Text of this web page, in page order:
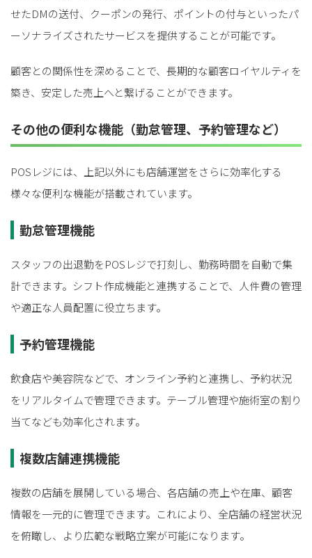
せたDMの送付、クーポンの発行、ポイントの付与といったパ
ーソナライズされたサービスを提供することが可能です。
顧客との関係性を深めることで、長期的な顧客ロイヤルティを
築き、安定した売上へと繋げることができます。
その他の便利な機能（勤怠管理、予約管理など）
POSレジには、上記以外にも店舗運営をさらに効率化する
様々な便利な機能が搭載されています。
勤怠管理機能
スタッフの出退勤をPOSレジで打刻し、勤務時間を自動で集
計できます。シフト作成機能と連携することで、人件費の管理
や適正な人員配置に役立ちます。
予約管理機能
飲食店や美容院などで、オンライン予約と連携し、予約状況
をリアルタイムで管理できます。テーブル管理や施術室の割り
当てなども効率化されます。
複数店舗連携機能
複数の店舗を展開している場合、各店舗の売上や在庫、顧客
情報を一元的に管理できます。これにより、全店舗の経営状況
を俯瞰し、より広範な戦略立案が可能になります。